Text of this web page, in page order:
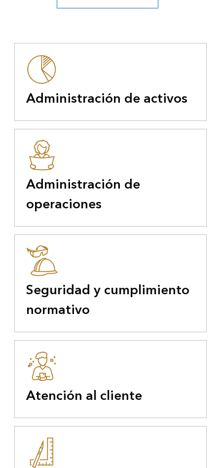
Administración de activos
Administración de
operaciones
Seguridad y cumplimiento
normativo
Atención al cliente